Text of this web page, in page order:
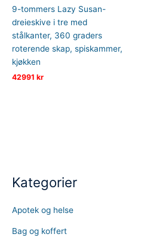
9-tommers Lazy Susan-
dreieskive i tre med
stålkanter, 360 graders
roterende skap, spiskammer,
kjøkken
42991 kr
Kategorier
Apotek og helse
Bag og koffert